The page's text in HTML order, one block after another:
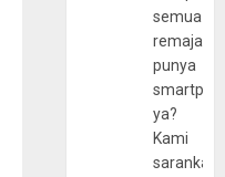
semua
remaja
punya
ya?
Kami
sarankan,